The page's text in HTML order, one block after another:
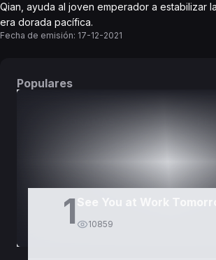
Qian, ayuda al joven emperador a estabilizar
era dorada pacífica.
Fecha de emisión: 17-12-2021
Populares
1 See You at Work
10859